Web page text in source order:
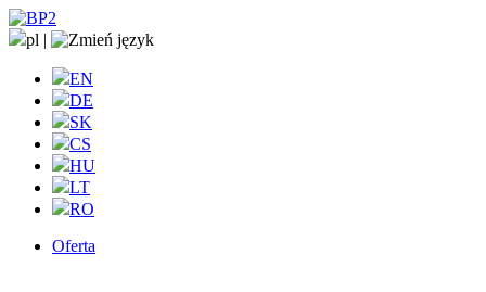
pl |
EN
DE
SK
CS
HU
LT
RO
Oferta